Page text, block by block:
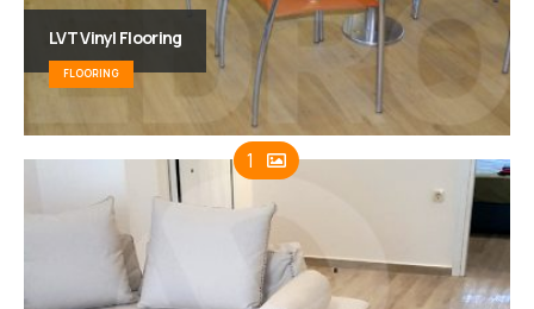
LVT Vinyl Flooring
FLOORING
1